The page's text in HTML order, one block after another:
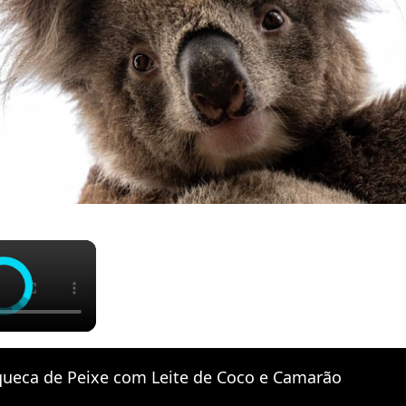
×
de Peixe com Leite de Coco e Camarão